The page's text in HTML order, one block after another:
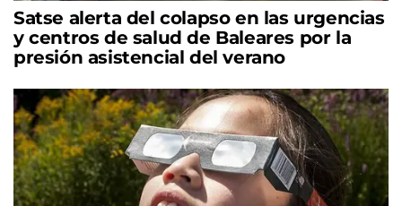
Satse alerta del colapso en las urgencias
y centros de salud de Baleares por la
presión asistencial del verano